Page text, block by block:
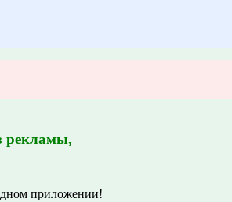
рекламы,
приложении!